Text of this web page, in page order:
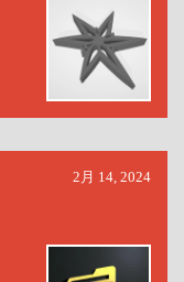
2月 14, 2024